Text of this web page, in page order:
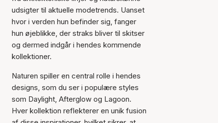
udsigter til aktuelle modetrends. Uanset
hvor i verden hun befinder sig, fanger
hun øjeblikke, der straks bliver til skitser
og dermed indgår i hendes kommende
kollektioner.
Naturen spiller en central rolle i hendes
designs, som du ser i populære styles
som Daylight, Afterglow og Lagoon.
Hver kollektion reflekterer en unik fusion